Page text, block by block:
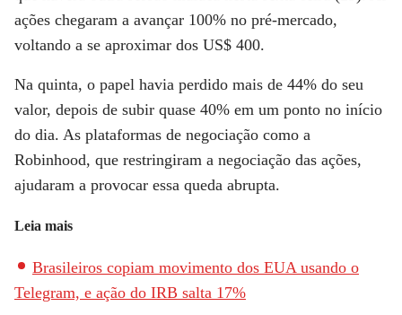
ações chegaram a avançar 100% no pré-mercado,
voltando a se aproximar dos US$ 400.
Na quinta, o papel havia perdido mais de 44% do seu
valor, depois de subir quase 40% em um ponto no início
do dia. As plataformas de negociação como a
Robinhood, que restringiram a negociação das ações,
ajudaram a provocar essa queda abrupta.
Leia mais
Brasileiros copiam movimento dos EUA usando o
Telegram, e ação do IRB salta 17%